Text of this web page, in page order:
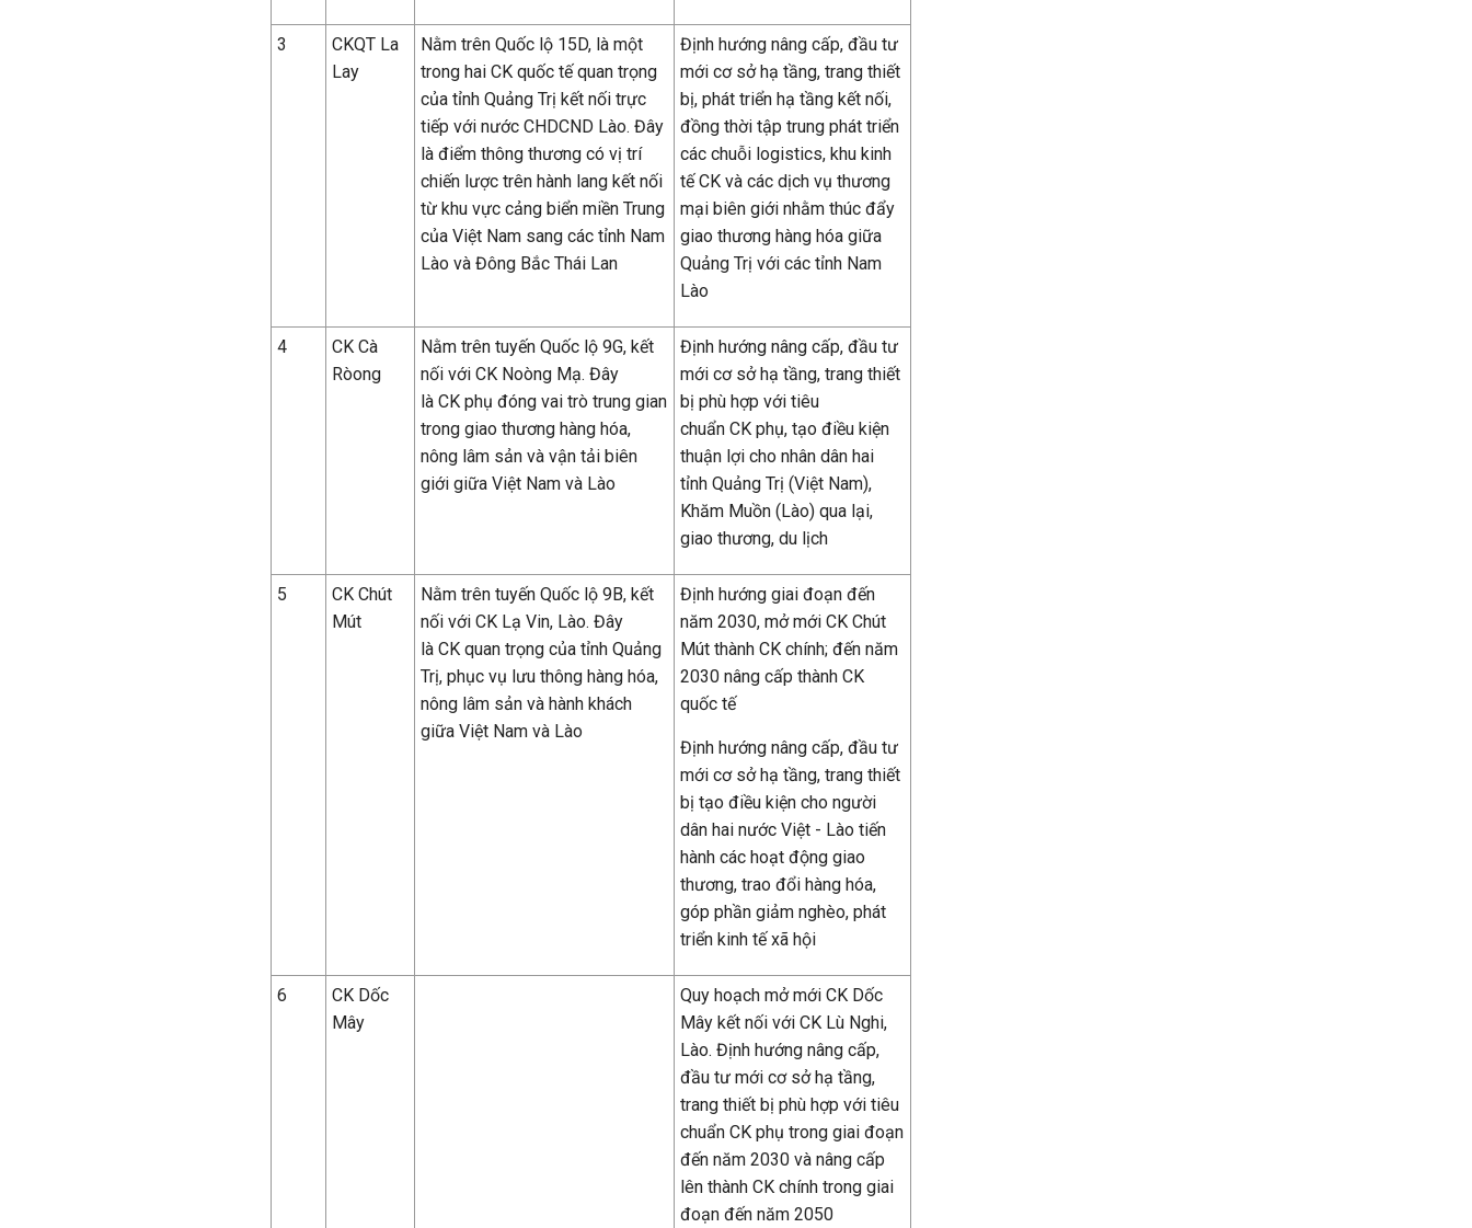
3
CKQT La
Lay
Nằm trên Quốc lộ 15D, là một
trong hai CK quốc tế quan trọng
của tỉnh Quảng Trị kết nối trực
tiếp với nước CHDCND Lào. Đây
là điểm thông thương có vị trí
chiến lược trên hành lang kết nối
từ khu vực cảng biển miền Trung
của Việt Nam sang các tỉnh Nam
Lào và Đông Bắc Thái Lan
Định hướng nâng cấp, đầu tư
mới cơ sở hạ tầng, trang thiết
bị, phát triển hạ tầng kết nối,
đồng thời tập trung phát triển
các chuỗi logistics, khu kinh
tế CK và các dịch vụ thương
mại biên giới nhằm thúc đẩy
giao thương hàng hóa giữa
Quảng Trị với các tỉnh Nam
Lào
4 CK Cà
Ròong
Nằm trên tuyến Quốc lộ 9G, kết
nối với CK Noòng Mạ. Đây
là CK phụ đóng vai trò trung gian
trong giao thương hàng hóa,
nông lâm sản và vận tải biên
giới giữa Việt Nam và Lào
Định hướng nâng cấp, đầu tư
mới cơ sở hạ tầng, trang thiết
bị phù hợp với tiêu
chuẩn CK phụ, tạo điều kiện
thuận lợi cho nhân dân hai
tỉnh Quảng Trị (Việt Nam),
Khăm Muồn (Lào) qua lại,
giao thương, du lịch
5 CK Chút
Mút
Nằm trên tuyến Quốc lộ 9B, kết
nối với CK Lạ Vin, Lào. Đây
là CK quan trọng của tỉnh Quảng
Trị, phục vụ lưu thông hàng hóa,
nông lâm sản và hành khách
giữa Việt Nam và Lào
Định hướng giai đoạn đến
năm 2030, mở mới CK Chút
Mút thành CK chính; đến năm
2030 nâng cấp thành CK
quốc tế
Định hướng nâng cấp, đầu tư
mới cơ sở hạ tầng, trang thiết
bị tạo điều kiện cho người
dân hai nước Việt - Lào tiến
hành các hoạt động giao
thương, trao đổi hàng hóa,
góp phần giảm nghèo, phát
triển kinh tế xã hội
6 CK Dốc
Mây
Quy hoạch mở mới CK Dốc
Mây kết nối với CK Lù Nghi,
Lào. Định hướng nâng cấp,
đầu tư mới cơ sở hạ tầng,
trang thiết bị phù hợp với tiêu
chuẩn CK phụ trong giai đoạn
đến năm 2030 và nâng cấp
lên thành CK chính trong giai
đoạn đến năm 2050